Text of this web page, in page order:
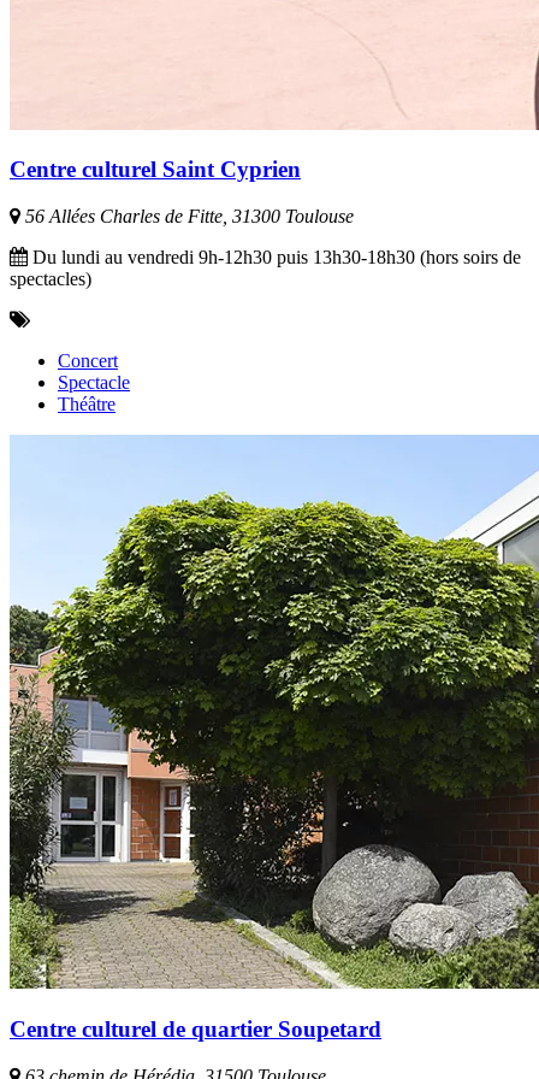
Centre culturel Saint Cyprien
56 Allées Charles de Fitte, 31300 Toulouse
Du lundi au vendredi 9h-12h30 puis 13h30-18h30 (hors soirs de
spectacles)
Concert
Spectacle
Théâtre
Centre culturel de quartier Soupetard